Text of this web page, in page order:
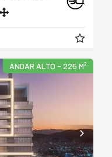
ANDAR ALTO - 225 M²